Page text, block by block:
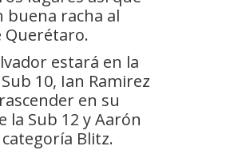
buena racha al
Querétaro.
estará en la
10, Ian Ramirez
en su
la Sub 12 y Aarón
categoría Blitz.